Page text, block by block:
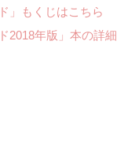
」もくじはこちら
2018年版」本の詳細